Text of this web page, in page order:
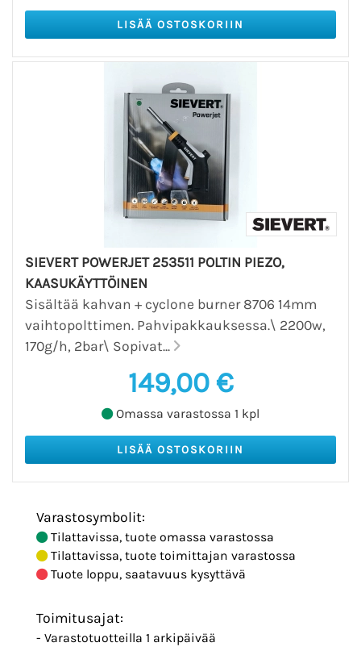
SIEVERT POWERJET 253511 POLTIN PIEZO,
KAASUKÄYTTÖINEN
Sisältää kahvan + cyclone burner 8706 14mm
vaihtopolttimen. Pahvipakkauksessa.\ 2200w,
170g/h, 2bar\ Sopivat...
149,00 €
Omassa varastossa 1 kpl
Varastosymbolit:
Tilattavissa, tuote omassa varastossa
Tilattavissa, tuote toimittajan varastossa
Tuote loppu, saatavuus kysyttävä
Toimitusajat:
- Varastotuotteilla 1 arkipäivää